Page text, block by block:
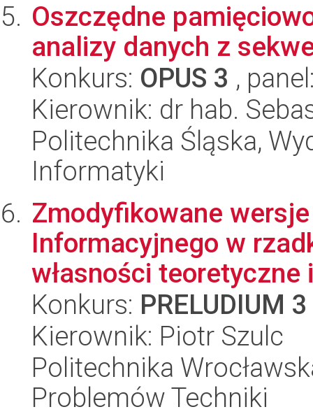
Oszczędne
analizy danych z
Konkurs: OPUS 3 ,
Kierownik: dr hab.
Politechnika Śląska,
Informatyki
Zmodyfikowane
Informacyjnego w
własności teoretyczne
Konkurs: PRELUDIUM 3
Kierownik: Piotr Szulc
Politechnika
Problemów Techniki